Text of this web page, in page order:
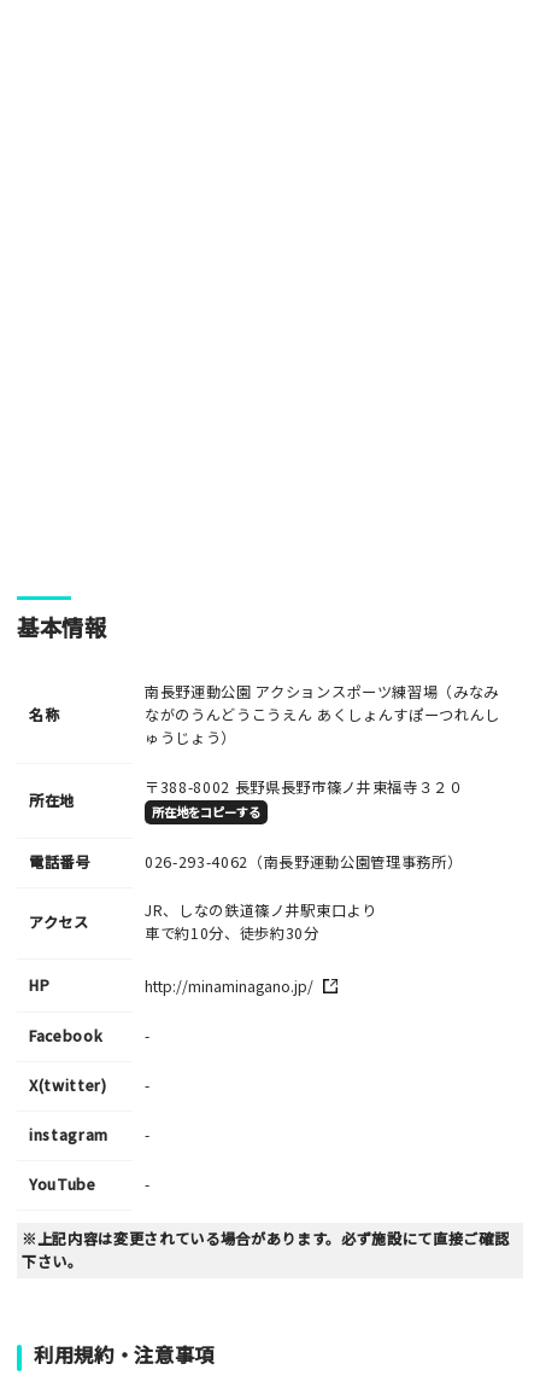
基本情報
名称
南長野運動公園 アクションスポーツ練習場（みなみ
ながのうんどうこうえん あくしょんすぽーつれんし
ゅうじょう）
所在地
〒388-8002 長野県長野市篠ノ井東福寺３２０
所在地をコピーする
電話番号 026-293-4062 （南長野運動公園管理事務所）
アクセス
JR、しなの鉄道篠ノ井駅東口より
車で約10分、徒歩約30分
HP http://minaminagano.jp/
Facebook -
X(twitter) -
instagram -
YouTube -
※上記内容は変更されている場合があります。必ず施設にて直接ご確認
下さい。
利用規約・注意事項